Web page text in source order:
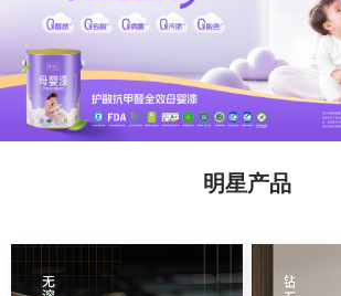
明星产品